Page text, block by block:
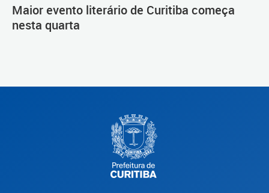
Maior evento literário de Curitiba começa
nesta quarta